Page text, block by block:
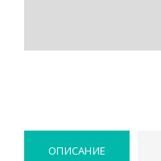
ОПИСАНИЕ